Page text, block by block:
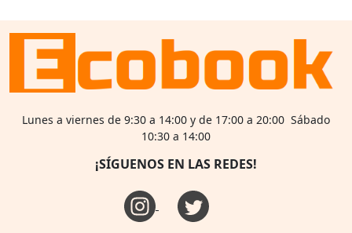
Lunes a viernes de 9:30 a 14:00 y de 17:00 a 20:00 Sábado
10:30 a 14:00
¡SÍGUENOS EN LAS REDES!